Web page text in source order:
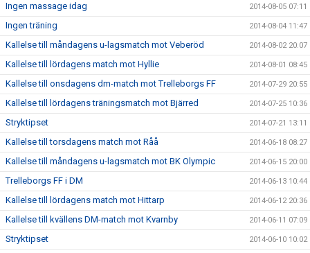
Ingen massage idag 2014-08-05 07:11
Ingen träning 2014-08-04 11:47
Kallelse till måndagens u-lagsmatch mot Veberöd 2014-08-02 20:07
Kallelse till lördagens match mot Hyllie 2014-08-01 08:45
Kallelse till onsdagens dm-match mot Trelleborgs FF 2014-07-29 20:55
Kallelse till lördagens träningsmatch mot Bjärred 2014-07-25 10:36
Stryktipset 2014-07-21 13:11
Kallelse till torsdagens match mot Råå 2014-06-18 08:27
Kallelse till måndagens u-lagsmatch mot BK Olympic 2014-06-15 20:00
Trelleborgs FF i DM 2014-06-13 10:44
Kallelse till lördagens match mot Hittarp 2014-06-12 20:36
Kallelse till kvällens DM-match mot Kvarnby 2014-06-11 07:09
Stryktipset 2014-06-10 10:02